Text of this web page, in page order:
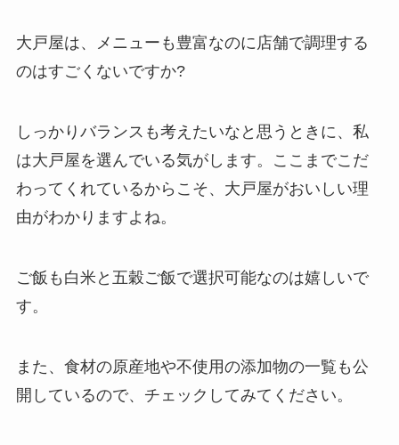
大戸屋は、メニューも豊富なのに店舗で調理する
のはすごくないですか?
しっかりバランスも考えたいなと思うときに、私
は大戸屋を選んでいる気がします。ここまでこだ
わってくれているからこそ、大戸屋がおいしい理
由がわかりますよね。
ご飯も白米と五穀ご飯で選択可能なのは嬉しいで
す。
また、食材の原産地や不使用の添加物の一覧も公
開しているので、チェックしてみてください。